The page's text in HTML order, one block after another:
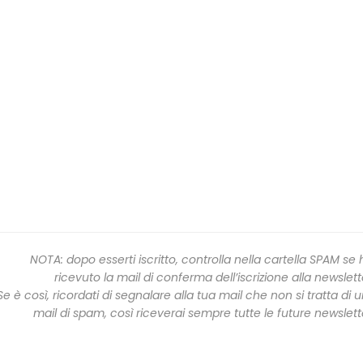
NOTA: dopo esserti iscritto, controlla nella cartella SPAM se
ricevuto la mail di conferma dell’iscrizione alla
è così, ricordati di segnalare alla tua mail che non si tratta di
mail di spam, così riceverai sempre tutte le future